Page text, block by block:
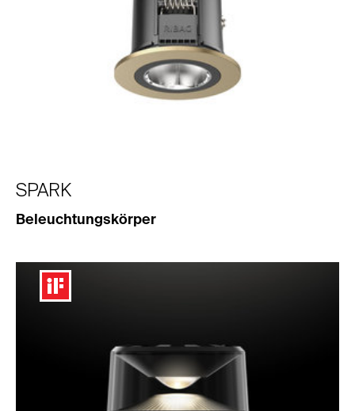
SPARK
Beleuchtungskörper